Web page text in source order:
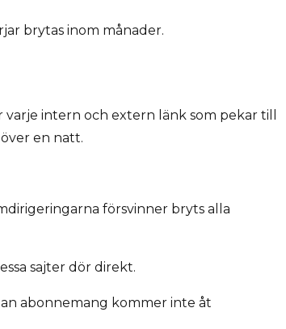
brytas inom månader.
intern och extern länk som pekar till
en natt.
försvinner bryts alla
sajter dör direkt.
abonnemang kommer inte åt